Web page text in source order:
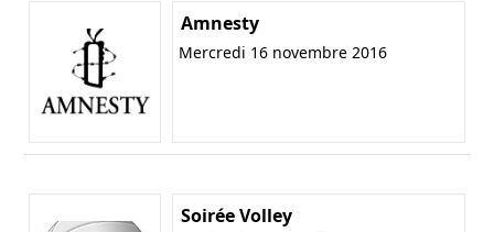
Amnesty
Mercredi 16 novembre 2016
Soirée Volley